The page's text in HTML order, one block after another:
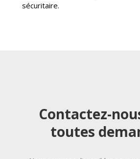
sécuritaire.
Contactez-
toutes